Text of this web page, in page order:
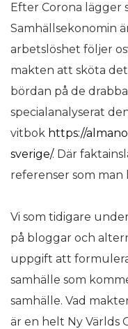
Efter Corona lägger
Samhällsekonomin
arbetslöshet följer
makten att sköta
bördan på de
specialanalyserat
vitbok https://
sverige/. Där
referenser som man
Vi som tidigare
på bloggar och
uppgift att
samhälle som
samhälle. Vad
är en helt Ny Världs